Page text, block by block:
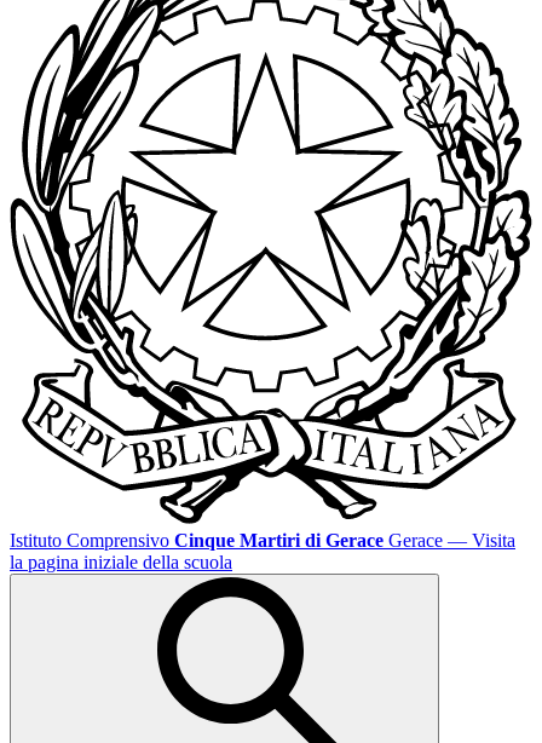
Istituto Comprensivo Cinque Martiri di Gerace Gerace — Visita
la pagina iniziale della scuola